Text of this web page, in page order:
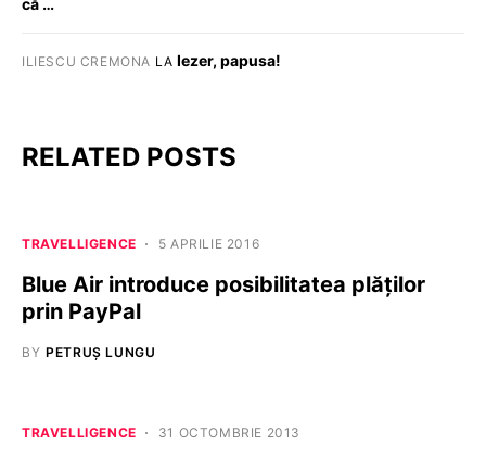
ILIESCU CREMONA LAIezer, papusa!
RELATED POSTS
TRAVELLIGENCE 5 APRILIE 2016
Blue Air introduce posibilitatea plăților
prin PayPal
BY PETRUȘ LUNGU
TRAVELLIGENCE 31 OCTOMBRIE 2013